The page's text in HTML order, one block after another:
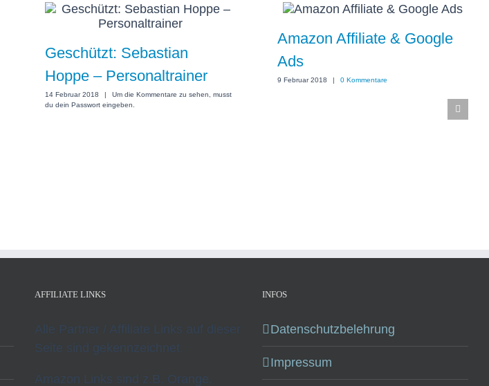
Geschützt: Sebastian
Hoppe – Personaltrainer
14 Februar 2018 |
Um die Kommentare zu sehen, musst
du dein Passwort eingeben.
Amazon Affiliate & Google
Ads
9 Februar 2018 | 0 Kommentare
AFFILIATE LINKS
Alle Partner / Affiliate Links auf dieser
Seite sind gekennzeichnet.
Amazon Links sind z.B. Orange.
INFOS
Datenschutzbelehrung
Impressum